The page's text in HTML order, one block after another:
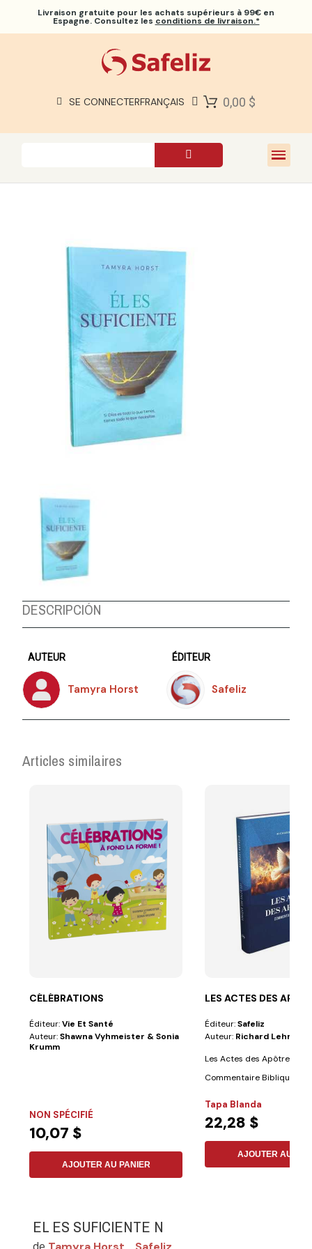
Livraison gratuite pour les achats supérieurs à 99€ en
Espagne. Consultez les conditions de livraison.*
SE CONNECTERFRANÇAIS 0,00 $
À PROPOS DE NOUS
DESCRIPCIÓN
AUTEUR
Tamyra Horst
ÉDITEUR
Safeliz
Articles similaires
CÉLÉBRATIONS
Éditeur:Vie Et Santé
Auteur:Shawna Vyhmeister & Sonia
Krumm
NON SPÉCIFIÉ
10,07 $
AJOUTER AU PANIER
LES ACTES DES
Éditeur:Safeliz
Auteur: Richard Lehmann
Les Actes des Apôtres –
Commentaire Biblique
Tapa Blanda
22,28 $
AJOUTER AU
EL ES SUFICIENTE N